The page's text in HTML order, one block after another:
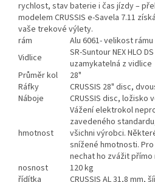
rychlost, stav baterie i čas jízdy –
modelem CRUSSIS e-Savela 7.11
vaše trekové výlety.
rám
Alu 6061- velikost rámu
Vidlice
SR-Suntour NEX HLO
uzamykatelná z vidlice
Průměr kol
28"
Ráfky
CRUSSIS 28" disc,
Náboje
CRUSSIS disc, ložisko
hmotnost
Vážení elektrokol
zavedeného
všichni výrobci.
snížené hmotnosti.
nechat ho zvážit přímo
nosnost
120 kg